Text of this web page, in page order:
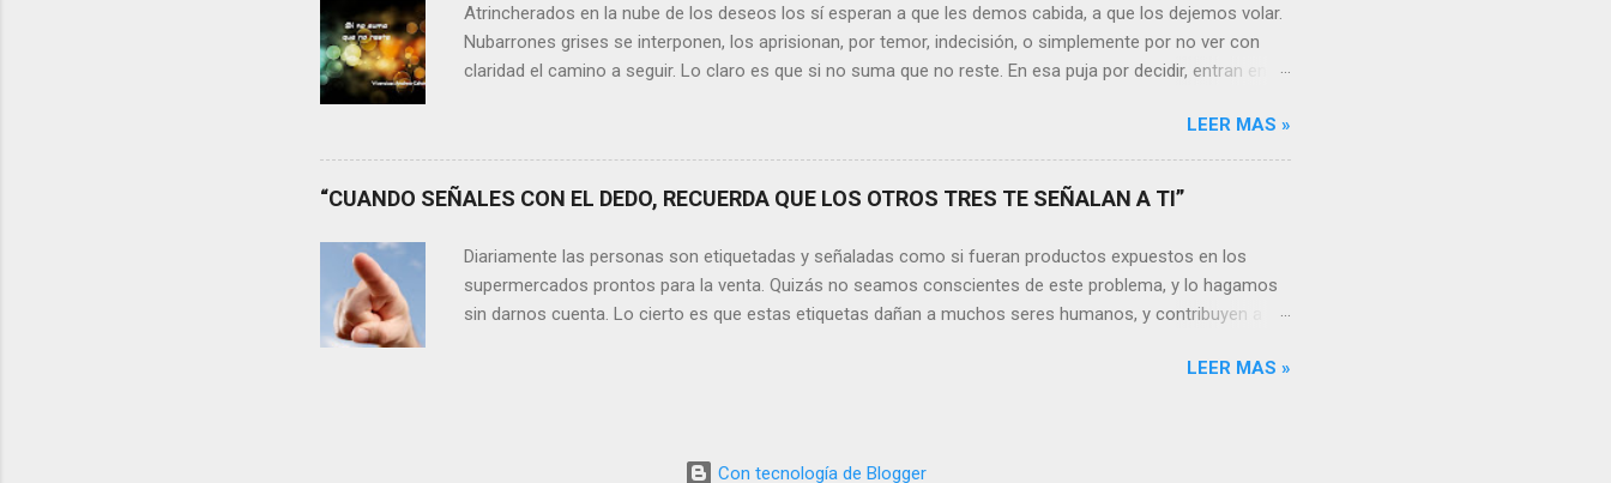
somos, y es posible que su mirada nos realce, pues los ojos del amor tienen esa virtud de embellecer...
Atrincherados en la nube de los deseos los sí esperan a que les demos cabida, a que los dejemos volar.
Nubarrones grises se interponen, los aprisionan, por temor, indecisión, o simplemente por no ver con
claridad el camino a seguir. Lo claro es que si no suma que no reste. En esa puja por decidir, entran en
preguntarnos si agregan algo , si aportan de alguna forma a nuestro día a día, y lo más importante es
que no nos quinten tiempo o energía, elementos que en la medida que pasa la vida se hacen más
escasos y necesarios. Evidentemente, de lo malo, de lo difícil es donde más aprendemos, porque desde
las cicatrices nos fortalecemos, y resurgimos como el Ave Fénix. Sin embargo, está en cada uno no
elegir y hacer que cada momento sea irrepetible y mágico. Quizás aquí radique la mayor dificultad, por...
LEER MAS »
“CUANDO SEÑALES CON EL DEDO, RECUERDA QUE LOS OTROS TRES TE SEÑALAN A TI”
Diariamente las personas son etiquetadas y señaladas como si fueran productos expuestos en los
supermercados prontos para la venta. Quizás no seamos conscientes de este problema, y lo hagamos
sin darnos cuenta. Lo cierto es que estas etiquetas dañan a muchos seres humanos, y contribuyen a la
existe desde los comienzos de la Humanidad, lo que llama la atención es que en la actualidad dado los
nos hemos quedados estancados en algún otro siglo. Y basta con mirar las noticias donde datos
LEER MAS »
Con tecnología de Blogger